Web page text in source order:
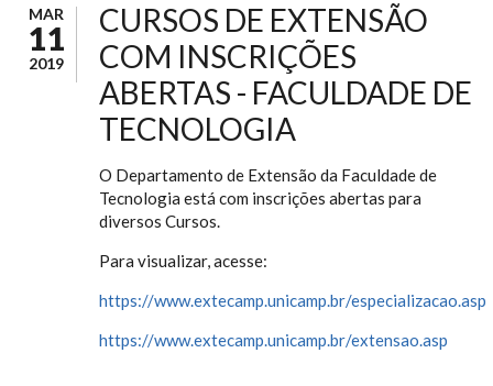
MAR
11
2019
CURSOS DE EXTENSÃO
COM INSCRIÇÕES
ABERTAS - FACULDADE DE
TECNOLOGIA
O Departamento de Extensão da Faculdade de
Tecnologia está com inscrições abertas para
diversos Cursos.
Para visualizar, acesse:
https://www.extecamp.unicamp.br/especializacao.asp
https://www.extecamp.unicamp.br/extensao.asp